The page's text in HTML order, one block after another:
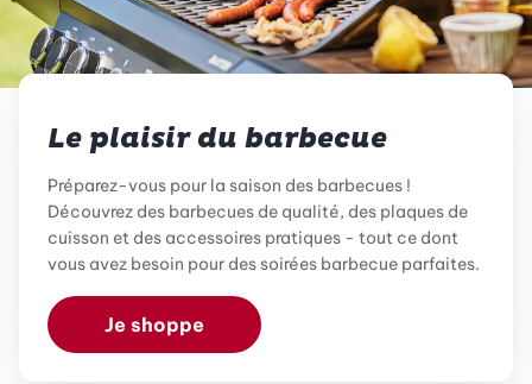
Le plaisir du barbecue
Préparez-vous pour la saison des barbecues !
Découvrez des barbecues de qualité, des plaques de
cuisson et des accessoires pratiques - tout ce dont
vous avez besoin pour des soirées barbecue parfaites.
Je shoppe